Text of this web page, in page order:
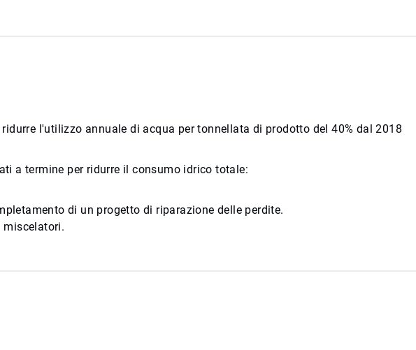
l'utilizzo annuale di acqua per tonnellata di prodotto del 40% dal 2018
a termine per ridurre il consumo idrico totale:
di un progetto di riparazione delle perdite.
miscelatori.